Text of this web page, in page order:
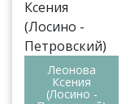
Леонова
Ксения
(Лосино -